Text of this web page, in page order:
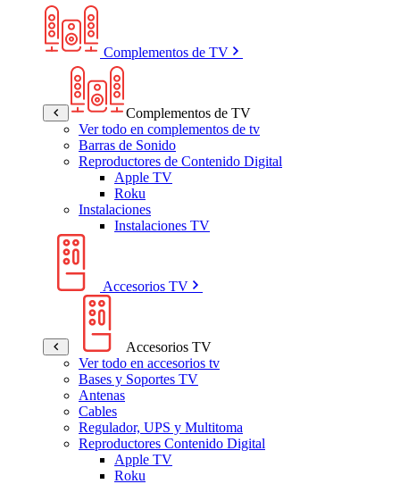
Complementos de TV
Complementos de TV
Ver todo en complementos de tv
Barras de Sonido
Reproductores de Contenido Digital
Apple TV
Roku
Instalaciones
Instalaciones TV
Accesorios TV
Accesorios TV
Ver todo en accesorios tv
Bases y Soportes TV
Antenas
Cables
Regulador, UPS y Multitoma
Reproductores Contenido Digital
Apple TV
Roku